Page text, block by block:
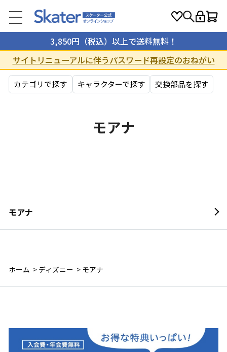
3,850円（税込）以上で送料無料！
サイトリニューアルに伴うパスワード再設定のおねがい
カテゴリで探す キャラクターで探す 交換部品を探す
モアナ
モアナ
ホーム > ディズニー > モアナ